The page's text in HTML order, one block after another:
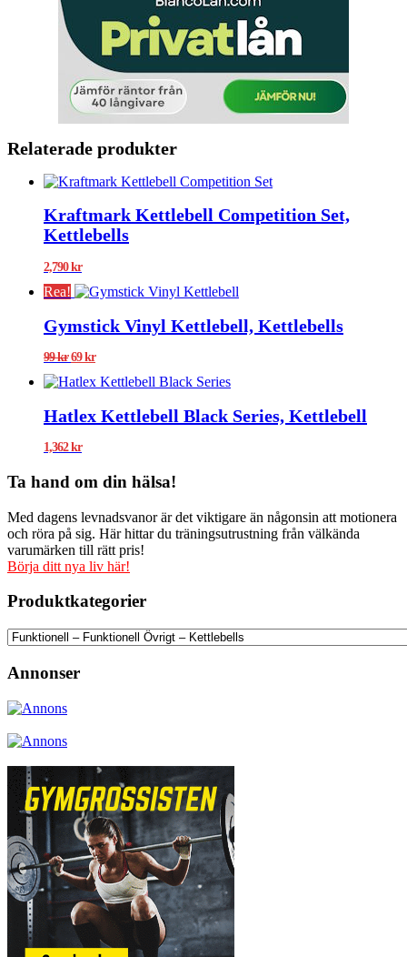
Relaterade produkter
Kraftmark Kettlebell Competition Set,
Kettlebells
2,790kr
Rea!
Gymstick Vinyl Kettlebell, Kettlebells
99kr Det
priset
99 kr.
69krDet
priset
69 kr.
Hatlex Kettlebell Black Series, Kettlebell
1,362kr
Ta hand om din hälsa!
Med dagens levnadsvanor är det viktigare än någonsin att motionera
och röra på sig. Här hittar du träningsutrustning från välkända
varumärken till rätt pris!
Börja ditt nya liv här!
Produktkategorier
Annonser